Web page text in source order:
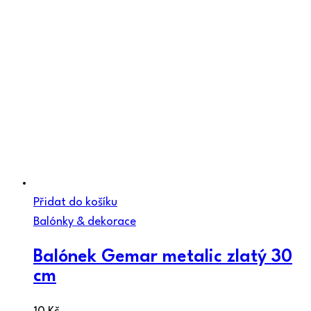
Přidat do košíku
Balónky & dekorace
Balónek Gemar metalic zlatý 30
cm